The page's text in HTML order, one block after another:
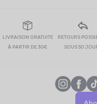
LIVRAISON GRATUITE
À PARTIR DE 30€
RETOURS
SOUS 30